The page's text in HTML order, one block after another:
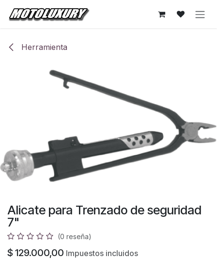
Ir al contenido
Herramienta
Alicate para Trenzado de seguridad
7"
(0 reseña)
$ 129.000,00 Impuestos incluidos